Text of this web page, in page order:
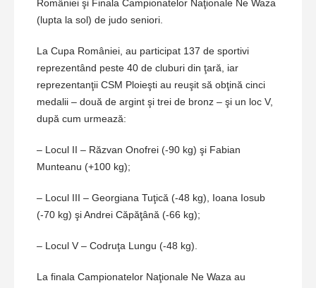
României şi Finala Campionatelor Naţionale Ne Waza
(lupta la sol) de judo seniori.
La Cupa României, au participat 137 de sportivi
reprezentând peste 40 de cluburi din ţară, iar
reprezentanţii CSM Ploieşti au reuşit să obţină cinci
medalii – două de argint şi trei de bronz – şi un loc V,
după cum urmează:
– Locul II – Răzvan Onofrei (-90 kg) şi Fabian
Munteanu (+100 kg);
– Locul III – Georgiana Tuţică (-48 kg), Ioana Iosub
(-70 kg) şi Andrei Căpăţână (-66 kg);
– Locul V – Codruţa Lungu (-48 kg).
La finala Campionatelor Naţionale Ne Waza au